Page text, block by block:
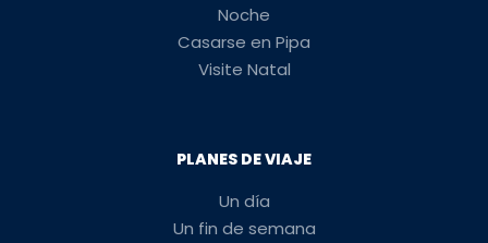
Noche
Casarse en Pipa
Visite Natal
PLANES DE VIAJE
Un día
Un fin de semana